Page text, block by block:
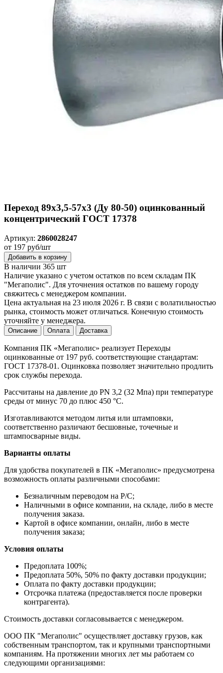
Переход 89х3,5-57х3 (Ду 80-50) оцинкованный
концентрический ГОСТ 17378
Артикул: 2860028247
от 197 руб/шт
Добавить в корзину
В наличии 365 шт
Наличие указано с учетом остатков по всем складам ПК
"Мегаполис". Для уточнения остатков по вашему городу
свяжитесь с менеджером компании.
Цена актуальная на 23 июля 2026 г. В связи с волатильностью
рынка, стоимость может отличаться. Конечную стоимость
уточняйте у менеджера.
Описание Оплата Доставка
Компания ПК «Мегаполис» реализует Переходы
оцинкованные от 197 руб. соответствующие стандартам:
ГОСТ 17378-01. Оцинковка позволяет значительно продлить
срок службы перехода.
Рассчитаны на давление до РN 3,2 (32 Мпа) при температуре
среды от минус 70 до плюс 450 °С.
Изготавливаются методом литья или штамповки,
соответственно различают бесшовные, точечные и
штампосварные виды.
Варианты оплаты
Для удобства покупателей в ПК «Мегаполис» предусмотрена
возможность оплаты различными способами:
Безналичным переводом на Р/С;
Наличными в офисе компании, на складе, либо в месте
получения заказа.
Картой в офисе компании, онлайн, либо в месте
получения заказа;
Условия оплаты
Предоплата 100%;
Предоплата 50%, 50% по факту доставки продукции;
Оплата по факту доставки продукции;
Отсрочка платежа (предоставляется после проверки
контрагента).
Стоимость доставки согласовывается с менеджером.
ООО ПК "Мегаполис" осуществляет доставку грузов, как
собственным транспортом, так и крупными транспортными
компаниям. На протяжении многих лет мы работаем со
следующими организациями: